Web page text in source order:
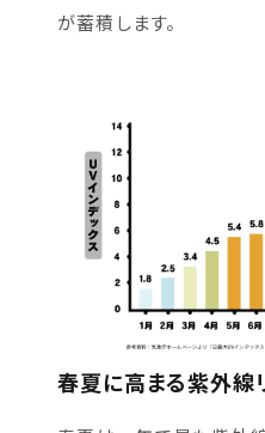
が蓄積します。
春夏に高まる紫外線